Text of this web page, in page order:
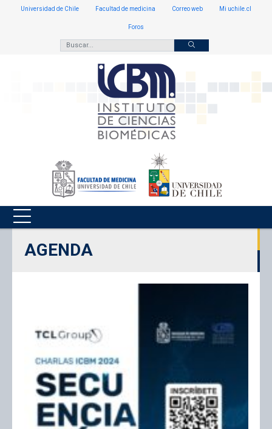
Universidad de Chile Facultad de medicina Correo web Mi uchile.cl
Foros
AGENDA